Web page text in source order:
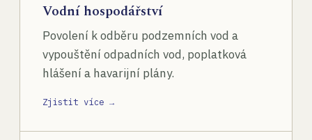
Vodní hospodářství
Povolení k odběru podzemních vod a
vypouštění odpadních vod, poplatková
hlášení a havarijní plány.
Zjistit více →